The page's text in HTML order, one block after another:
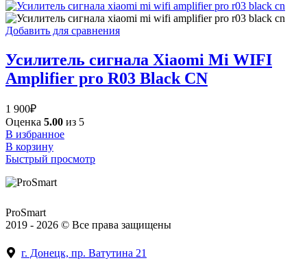
Добавить для сравнения
Усилитель сигнала Xiaomi Mi WIFI
Amplifier pro R03 Black CN
1 900₽
Оценка 5.00 из 5
В избранное
В корзину
Быстрый просмотр
ProSmart
2019 - 2026 © Все права защищены
г. Донецк, пр. Ватутина 21